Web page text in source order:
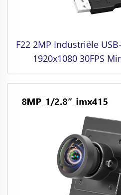
F22 2MP Industriële
1920x1080 30FPS